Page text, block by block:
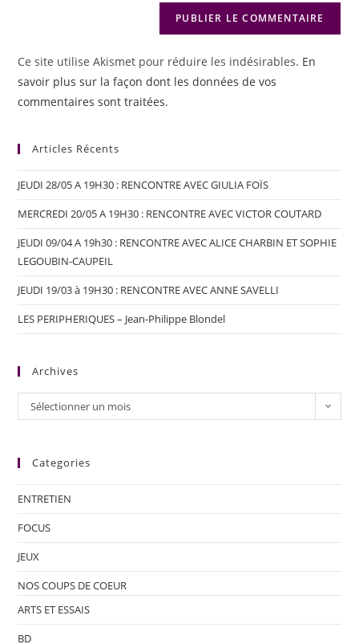
Ce site utilise Akismet pour réduire les indésirables. En
savoir plus sur la façon dont les données de vos
commentaires sont traitées.
Articles Récents
JEUDI 28/05 A 19H30 : RENCONTRE AVEC GIULIA FOÏS
MERCREDI 20/05 A 19H30 : RENCONTRE AVEC VICTOR COUTARD
JEUDI 09/04 A 19h30 : RENCONTRE AVEC ALICE CHARBIN ET SOPHIE
LEGOUBIN-CAUPEIL
JEUDI 19/03 à 19H30 : RENCONTRE AVEC ANNE SAVELLI
LES PERIPHERIQUES – Jean-Philippe Blondel
Archives
Sélectionner un mois
Categories
ENTRETIEN
FOCUS
JEUX
NOS COUPS DE COEUR
ARTS ET ESSAIS
BD